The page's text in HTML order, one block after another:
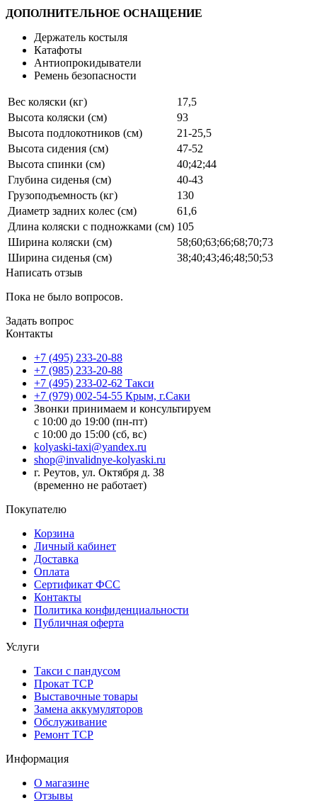
ДОПОЛНИТЕЛЬНОЕ ОСНАЩЕНИЕ
Держатель костыля
Катафоты
Антиопрокидыватели
Ремень безопасности
Вес коляски (кг)
17,5
Высота коляски (см)
93
Высота подлокотников (см)
21-25,5
Высота сидения (см)
47-52
Высота спинки (см)
40;42;44
Глубина сиденья (см)
40-43
Грузоподъемность (кг)
130
Диаметр задних колес (см)
61,6
Длина коляски с подножками (см) 105
Ширина коляски (см)
58;60;63;66;68;70;73
Ширина сиденья (см)
38;40;43;46;48;50;53
Написать отзыв
Пока не было вопросов.
Задать вопрос
Контакты
+7 (495) 233-20-88
+7 (985) 233-20-88
+7 (495) 233-02-62 Такси
+7 (979) 002-54-55 Крым, г.Саки
Звонки принимаем и консультируем
с 10:00 до 19:00 (пн-пт)
с 10:00 до 15:00 (сб, вс)
kolyaski-taxi@yandex.ru
shop@invalidnye-kolyaski.ru
г. Реутов, ул. Октября д. 38
(временно не работает)
Покупателю
Корзина
Личный кабинет
Доставка
Оплата
Сертификат ФСС
Контакты
Политика конфиденциальности
Публичная оферта
Услуги
Такси с пандусом
Прокат ТСР
Выставочные товары
Замена аккумуляторов
Обслуживание
Ремонт ТСР
Информация
О магазине
Отзывы